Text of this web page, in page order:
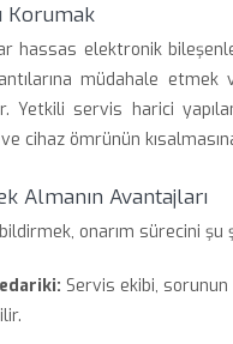
Korumak
hassas elektronik
müdahale
Yetkili servis harici
cihaz ömrünün
Almanın Avantajları
onarım sürecini şu
Servis ekibi,